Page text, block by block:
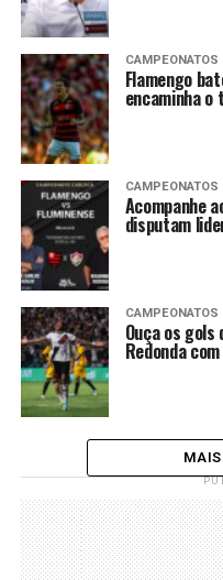
CAMPEONATOS
Flamengo
encaminha o
CAMPEONATOS
Acompanhe
disputam
CAMPEONATOS
Ouça os
Redonda
MAIS